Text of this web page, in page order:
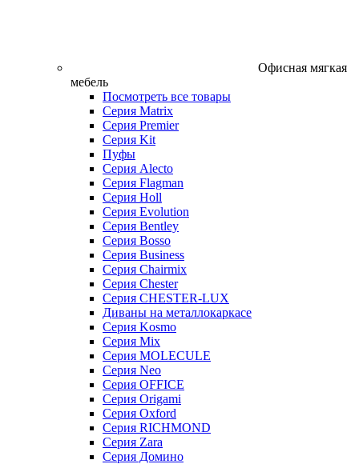
Офисная мягкая
мебель
Посмотреть все товары
Серия Matrix
Серия Premier
Серия Kit
Пуфы
Серия Alecto
Серия Flagman
Серия Holl
Серия Evolution
Серия Bentley
Серия Bosso
Серия Business
Серия Chairmix
Серия Chester
Серия CHESTER-LUX
Диваны на металлокаркасе
Серия Kosmo
Серия Mix
Серия MOLECULE
Серия Neo
Серия OFFICE
Серия Origami
Серия Oxford
Серия RICHMOND
Серия Zara
Серия Домино